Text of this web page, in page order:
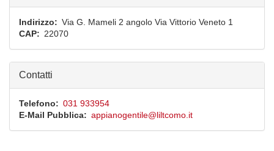
Indirizzo
Via G. Mameli 2 angolo Via Vittorio Veneto 1
CAP
22070
Contatti
Telefono
031 933954
E-Mail Pubblica
appianogentile@liltcomo.it